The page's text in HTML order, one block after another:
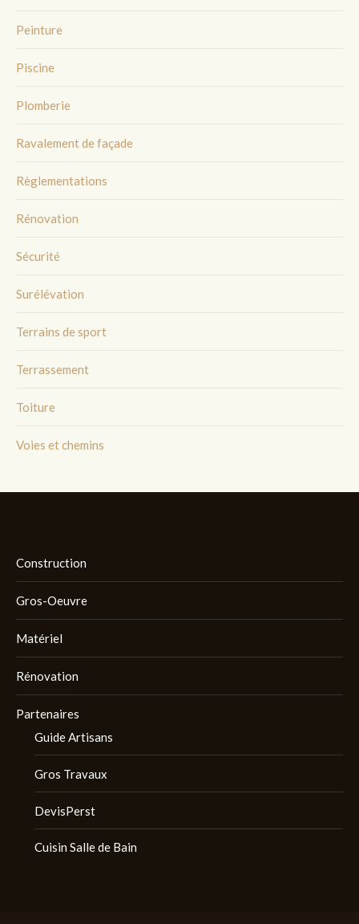
Peinture
Piscine
Plomberie
Ravalement de façade
Règlementations
Rénovation
Sécurité
Surélévation
Terrains de sport
Terrassement
Toiture
Voies et chemins
Construction
Gros-Oeuvre
Matériel
Rénovation
Partenaires
Guide Artisans
Gros Travaux
DevisPerst
Cuisin Salle de Bain